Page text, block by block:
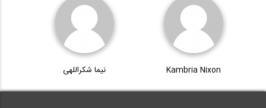
Kambria Nixon نیما شکراللهی